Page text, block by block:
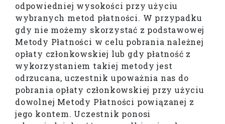
odpowiedniej wysokości przy użyciu
wybranych metod płatności. W przypadku
gdy nie możemy skorzystać z podstawowej
Metody Płatności w celu pobrania należnej
opłaty członkowskiej lub gdy płatność z
wykorzystaniem takiej metody jest
odrzucana, uczestnik upoważnia nas do
pobrania opłaty członkowskiej przy użyciu
dowolnej Metody Płatności powiązanej z
jego kontem. Uczestnik ponosi